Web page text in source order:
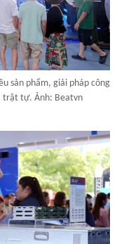
sản phẩm, giải pháp công
trật tự. Ảnh: Beatvn